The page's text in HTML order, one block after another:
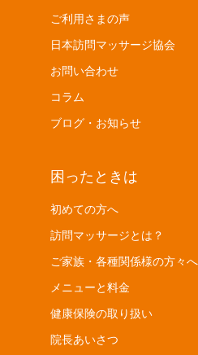
ご利用さまの声
日本訪問マッサージ協会
お問い合わせ
コラム
ブログ・お知らせ
困ったときは
初めての方へ
訪問マッサージとは？
ご家族・各種関係様の方々へ
メニューと料金
健康保険の取り扱い
院長あいさつ